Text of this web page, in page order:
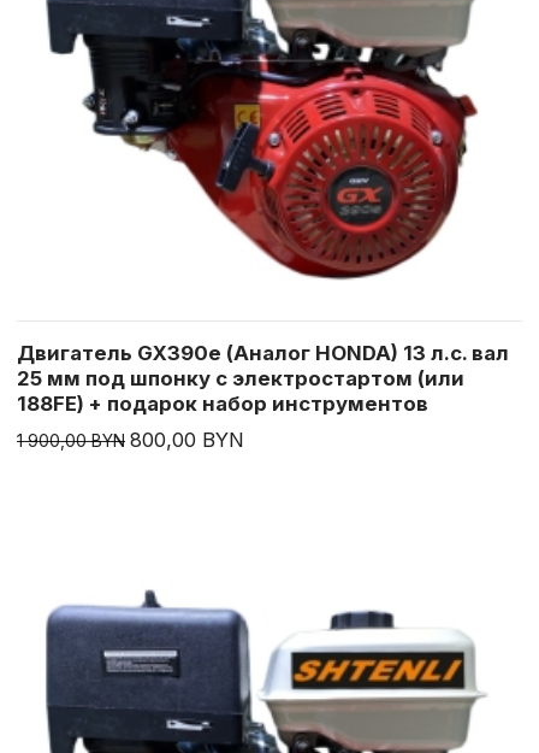
Двигатель GX390e (Аналог HONDA) 13 л.с. вал
25 мм под шпонку с электростартом (или
188FE) + подарок набор инструментов
1 900,00 BYN 800,00 BYN